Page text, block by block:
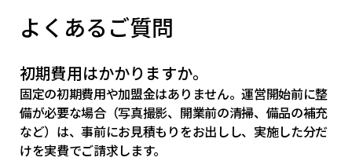
よくあるご質問
初期費用はかかりますか。
固定の初期費用や加盟金はありません。運営開始前に整
備が必要な場合（写真撮影、開業前の清掃、備品の補充
など）は、事前にお見積もりをお出しし、実施した分だ
けを実費でご請求します。